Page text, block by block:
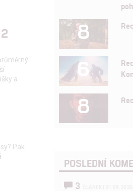
a
Pak
8
6
8
POSLEDNÍ
3